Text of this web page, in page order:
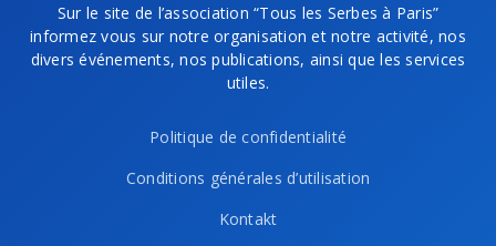
Sur le site de l’association “Tous les Serbes à Paris”
informez vous sur notre organisation et notre activité, nos
divers événements, nos publications, ainsi que les services
utiles.
Politique de confidentialité
Conditions générales d’utilisation
Kontakt